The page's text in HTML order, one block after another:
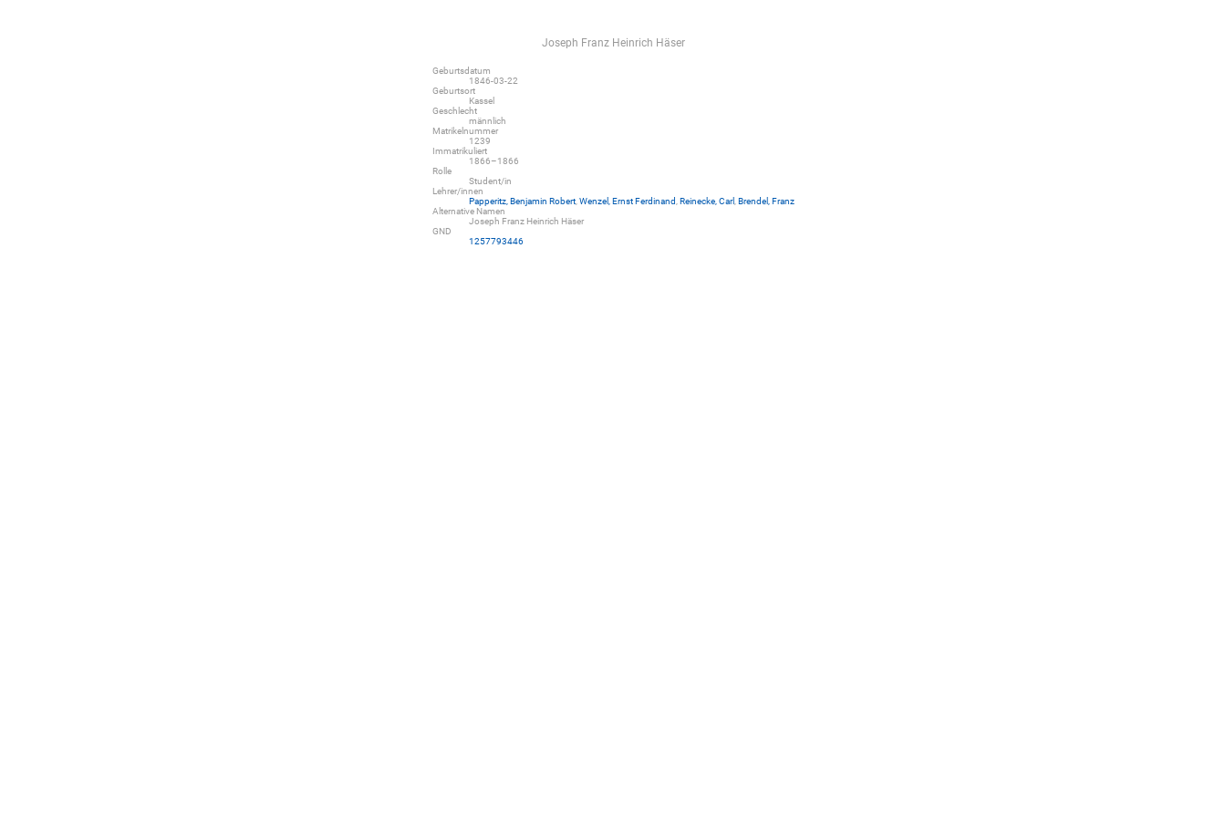
Joseph Franz Heinrich Häser
Geburtsdatum
1846-03-22
Geburtsort
Kassel
Geschlecht
männlich
Matrikelnummer
1239
Immatrikuliert
1866–1866
Rolle
Student/in
Lehrer/innen
Papperitz, Benjamin Robert, Wenzel, Ernst Ferdinand Reinecke, Carl Brendel, Franz
Alternative Namen
Joseph Franz Heinrich Häser
GND
1257793446